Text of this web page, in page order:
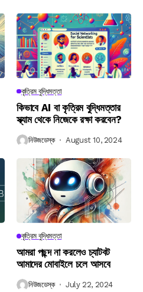
কৃত্রিম বুদ্ধিমত্তা
কিভাবে AI বা কৃত্রিম বুদ্ধিমত্তার
স্ক্যাম থেকে নিজেকে রক্ষা করবেন?
নিউজডেস্ক August 10, 2024
কৃত্রিম বুদ্ধিমত্তা
আমরা পছন্দ না করলেও চ্যাটবট
আমাদের মোবাইলে চলে আসবে
নিউজডেস্ক July 22, 2024